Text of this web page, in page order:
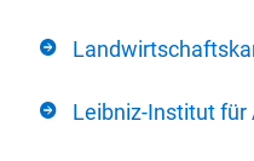
Leibniz-Institut für